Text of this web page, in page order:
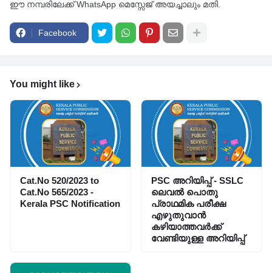
ഈ നമ്പരിലേക്ക് WhatsApp മെസ്സേജ് അയച്ചാലും മതി.
Facebook
You might like
Cat.No 520/2023 to
Cat.No 565/2023 -
Kerala PSC Notification
PSC അറിയിപ്പ്‌ - SSLC
ലെവൽ പൊതു
പ്രാഥമിക പരീക്ഷ
എഴുതുവാൻ
കഴിയാത്തവർക്ക്
വേണ്ടിയുള്ള അറിയിപ്പ്‌